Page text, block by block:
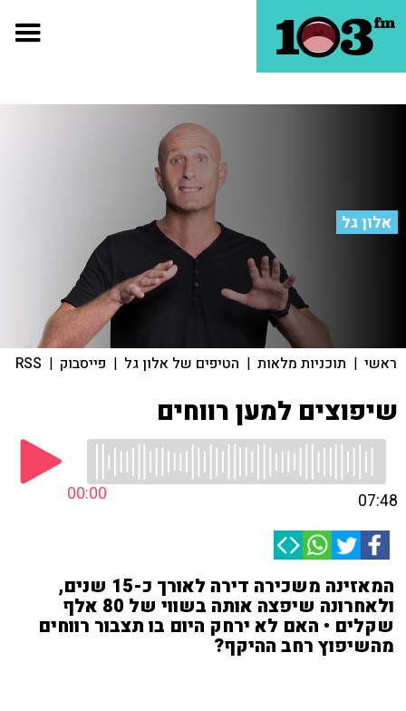
אלון גל
ראשי | תוכניות מלאות | הטיפים של אלון גל | פייסבוק |
RSS
שיפוצים למען רווחים
00:00 07:48
המאזינה משכירה דירה לאורך כ-15 שנים,
ולאחרונה שיפצה אותה בשווי של 80 אלף
שקלים • האם לא ירחק היום בו תצבור רווחים
מהשיפוץ רחב ההיקף?